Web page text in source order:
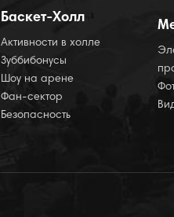
Баскет-Холл
Активности в холле
Зуббибонусы
Шоу на арене
Фан-сектор
Безопасность